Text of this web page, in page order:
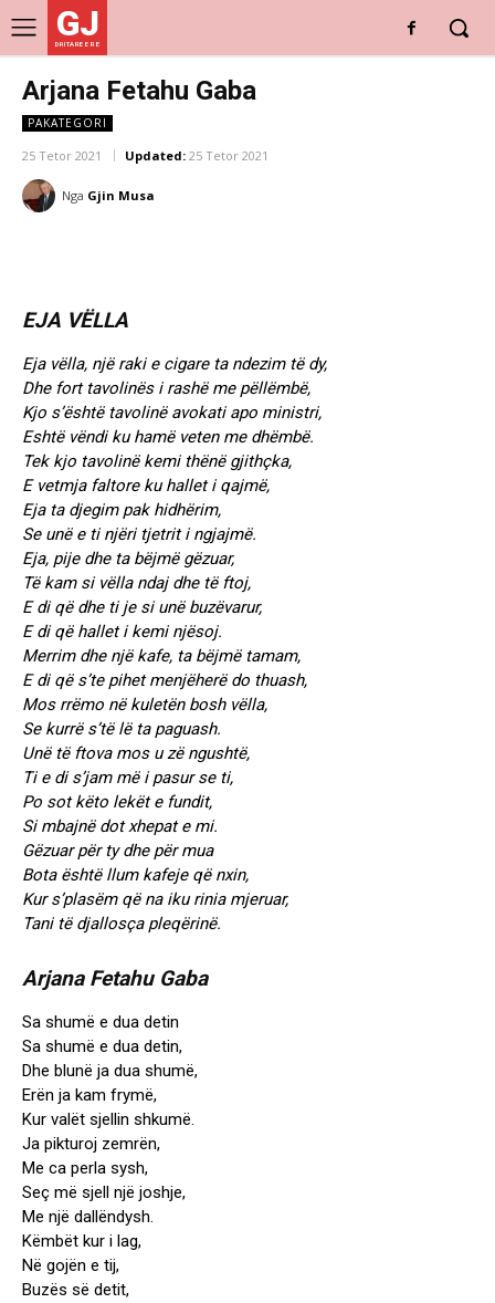
GJ
DRITARE E RE
Arjana Fetahu Gaba
PAKATEGORI
25 Tetor 2021 Updated: 25 Tetor 2021
Nga Gjin Musa
EJA VËLLA
Eja vëlla, një raki e cigare ta ndezim të dy,
Dhe fort tavolinës i rashë me pëllëmbë,
Kjo s’është tavolinë avokati apo ministri,
Eshtë vëndi ku hamë veten me dhëmbë.
Tek kjo tavolinë kemi thënë gjithçka,
E vetmja faltore ku hallet i qajmë,
Eja ta djegim pak hidhërim,
Se unë e ti njëri tjetrit i ngjajmë.
Eja, pije dhe ta bëjmë gëzuar,
Të kam si vëlla ndaj dhe të ftoj,
E di që dhe ti je si unë buzëvarur,
E di që hallet i kemi njësoj.
Merrim dhe një kafe, ta bëjmë tamam,
E di që s’te pihet menjëherë do thuash,
Mos rrëmo në kuletën bosh vëlla,
Se kurrë s’të lë ta paguash.
Unë të ftova mos u zë ngushtë,
Ti e di s’jam më i pasur se ti,
Po sot këto lekët e fundit,
Si mbajnë dot xhepat e mi.
Gëzuar për ty dhe për mua
Bota është llum kafeje që nxin,
Kur s’plasëm që na iku rinia mjeruar,
Tani të djallosça pleqërinë.
Arjana Fetahu Gaba
Sa shumë e dua detin
Sa shumë e dua detin,
Dhe blunë ja dua shumë,
Erën ja kam frymë,
Kur valët sjellin shkumë.
Ja pikturoj zemrën,
Me ca perla sysh,
Seç më sjell një joshje,
Me një dallëndysh.
Këmbët kur i lag,
Në gojën e tij,
Buzës së detit,